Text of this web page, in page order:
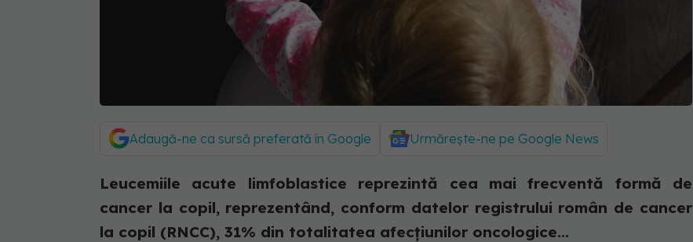
Adaugă-ne ca sursă preferată în Google Urmărește-ne pe Google News
Leucemiile acute limfoblastice reprezintă cea mai frecventă formă de
cancer la copil, reprezentând, conform datelor registrului român de cancer
la copil (RNCC), 31% din totalitatea afecțiunilor oncologice...